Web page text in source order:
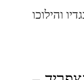
והילוכו